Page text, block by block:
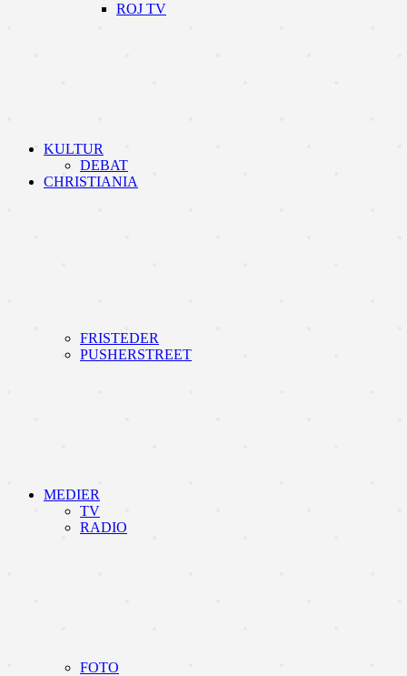
ROJ TV
KULTUR
DEBAT
CHRISTIANIA
FRISTEDER
PUSHERSTREET
MEDIER
TV
RADIO
FOTO